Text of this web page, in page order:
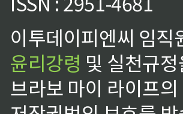
이투데이피엔씨 임
윤리강령 및 실천규
브라보 마이 라이프